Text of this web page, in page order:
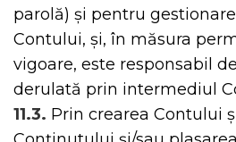
parolă) și pentru
Contului, și, în măsura
vigoare, este responsabil
derulată prin intermediul
11.3. Prin crearea Contului